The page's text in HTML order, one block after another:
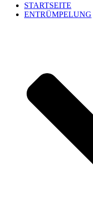
STARTSEITE
ENTRÜMPELUNG